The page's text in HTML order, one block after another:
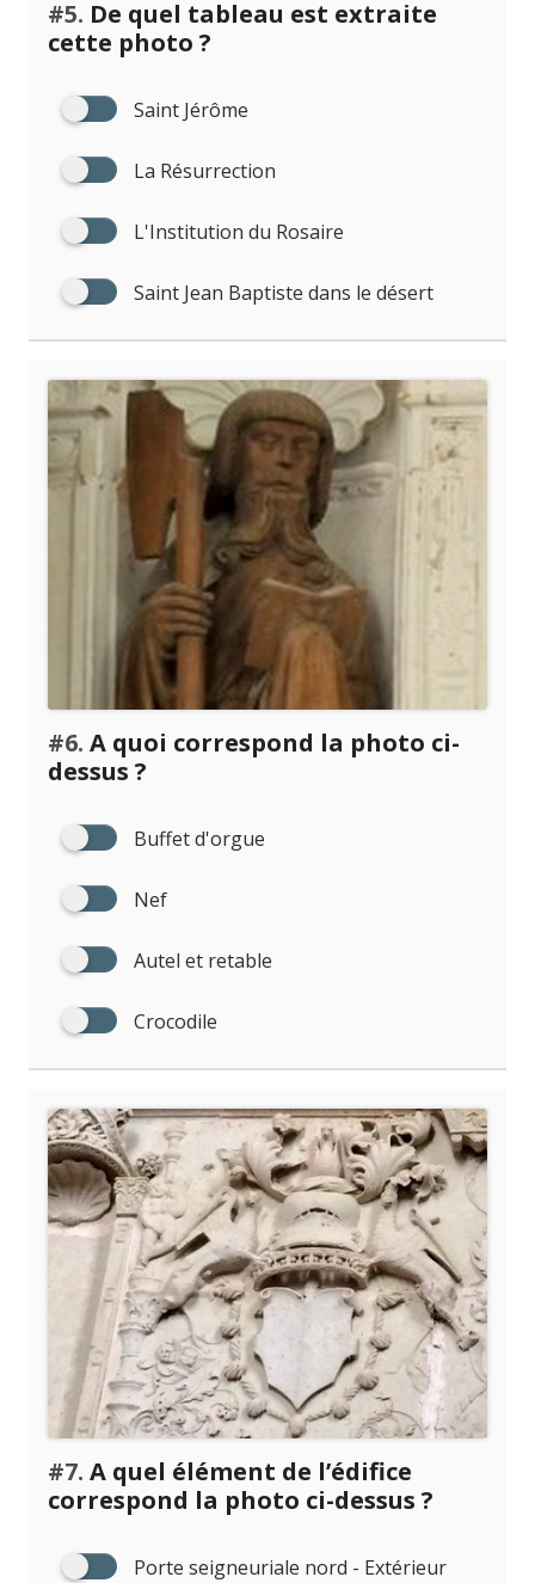
#5. De quel tableau est extraite
cette photo ?
Saint Jérôme
La Résurrection
L'Institution du Rosaire
Saint Jean Baptiste dans le désert
#6. A quoi correspond la photo ci-
dessus ?
Buffet d'orgue
Nef
Autel et retable
Crocodile
#7. A quel élément de l’édifice
correspond la photo ci-dessus ?
Porte seigneuriale nord - Extérieur